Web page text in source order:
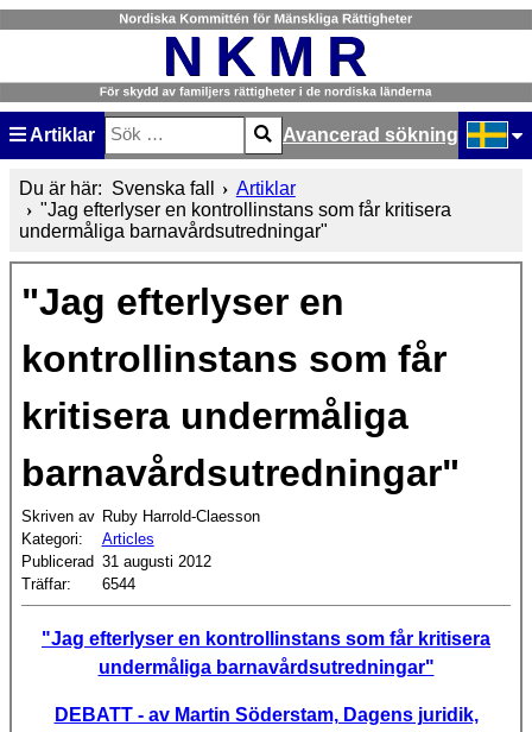
Artiklar
Sök
Type 2 or more characters for results.
Avancerad sökning
Du är här: Svenska fall
Artiklar
"Jag efterlyser en kontrollinstans som får kritisera
undermåliga barnavårdsutredningar"
"Jag efterlyser en
kontrollinstans som får
kritisera undermåliga
barnavårdsutredningar"
Skriven av Ruby Harrold-Claesson
Kategori:
Articles
Publicerad 31 augusti 2012
Träffar:
6544
"Jag efterlyser en kontrollinstans som får kritisera
undermåliga barnavårdsutredningar"
DEBATT - av Martin Söderstam, Dagens juridik,